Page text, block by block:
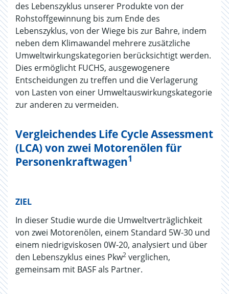
des Lebenszyklus unserer Produkte von der
Rohstoffgewinnung bis zum Ende des
Lebenszyklus, von der Wiege bis zur Bahre, indem
neben dem Klimawandel mehrere zusätzliche
Umweltwirkungskategorien berücksichtigt werden.
Dies ermöglicht FUCHS, ausgewogenere
Entscheidungen zu treffen und die Verlagerung
von Lasten von einer Umweltauswirkungskategorie
zur anderen zu vermeiden.
Vergleichendes Life Cycle Assessment
(LCA) von zwei Motorenölen für
Personenkraftwagen1
ZIEL
In dieser Studie wurde die Umweltverträglichkeit
von zwei Motorenölen, einem Standard 5W-30 und
einem niedrigviskosen 0W-20, analysiert und über
den Lebenszyklus eines Pkw2 verglichen,
gemeinsam mit BASF als Partner.